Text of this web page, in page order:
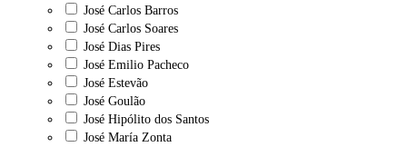
José Carlos Barros
José Carlos Soares
José Dias Pires
José Emilio Pacheco
José Estevão
José Goulão
José Hipólito dos Santos
José María Zonta